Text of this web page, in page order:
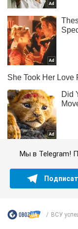
Мы в Telegram!
ВСУ